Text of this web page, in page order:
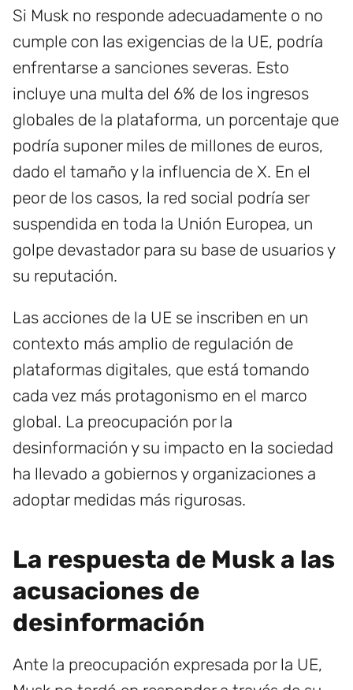
Si Musk no responde adecuadamente o no
cumple con las exigencias de la UE, podría
enfrentarse a sanciones severas. Esto
incluye una multa del 6% de los ingresos
globales de la plataforma, un porcentaje que
podría suponer miles de millones de euros,
dado el tamaño y la influencia de X. En el
peor de los casos, la red social podría ser
suspendida en toda la Unión Europea, un
golpe devastador para su base de usuarios y
su reputación.
Las acciones de la UE se inscriben en un
contexto más amplio de regulación de
plataformas digitales, que está tomando
cada vez más protagonismo en el marco
global. La preocupación por la
desinformación y su impacto en la sociedad
ha llevado a gobiernos y organizaciones a
adoptar medidas más rigurosas.
La respuesta de Musk a las
acusaciones de
desinformación
Ante la preocupación expresada por la UE,